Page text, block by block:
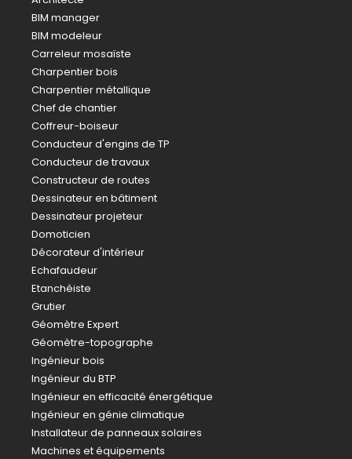
BIM manager
BIM modeleur
Carreleur mosaïste
Charpentier bois
Charpentier métallique
Chef de chantier
Coffreur-boiseur
Conducteur d'engins de TP
Conducteur de travaux
Constructeur de routes
Dessinateur en bâtiment
Dessinateur projeteur
Domoticien
Décorateur d'intérieur
Echafaudeur
Etanchéiste
Grutier
Géomètre Expert
Géomètre-topographe
Ingénieur bois
Ingénieur du BTP
Ingénieur en efficacité énergétique
Ingénieur en génie climatique
Installateur de panneaux solaires
Machines et équipements